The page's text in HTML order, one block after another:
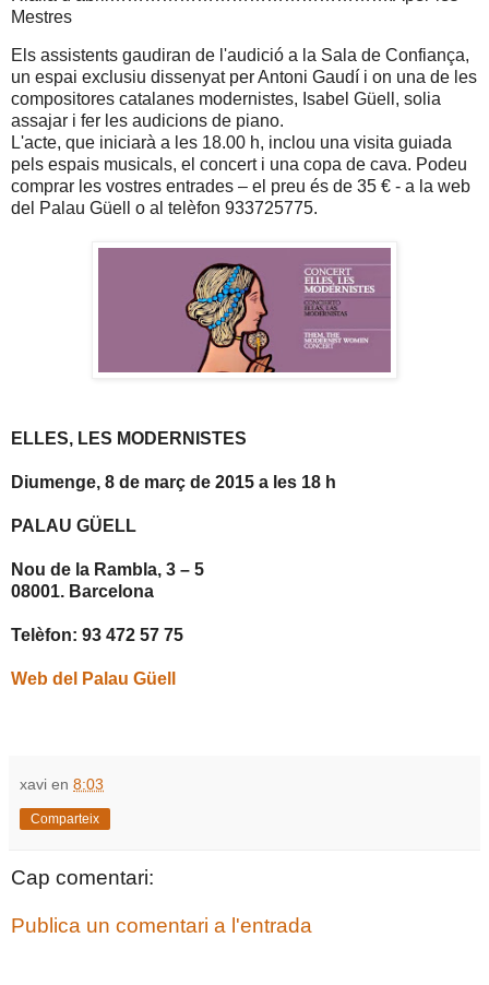
Mestres
Els assistents gaudiran de l'audició a la Sala de Confiança,
un espai exclusiu dissenyat per Antoni Gaudí i on una de les
compositores catalanes modernistes, Isabel Güell, solia
assajar i fer les audicions de piano.
L'acte, que iniciarà a les 18.00 h, inclou una visita guiada
pels espais musicals, el concert i una copa de cava. Podeu
comprar les vostres entrades – el preu és de 35 € - a la web
del Palau Güell o al telèfon 933725775.
ELLES, LES MODERNISTES
Diumenge, 8 de març de 2015 a les 18 h
PALAU GÜELL
Nou de la Rambla, 3 – 5
08001. Barcelona
Telèfon: 93 472 57 75
Web del Palau Güell
xavi en 8:03
Comparteix
Cap comentari:
Publica un comentari a l'entrada